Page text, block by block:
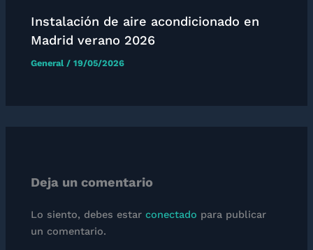
Instalación de aire acondicionado en
Madrid verano 2026
General /19/05/2026
Deja un comentario
Lo siento, debes estarconectado para publicar
un comentario.